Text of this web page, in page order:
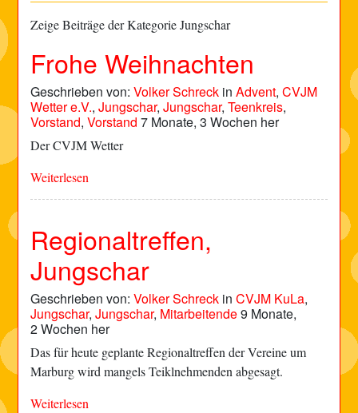
Zeige Beiträge der Kategorie Jungschar
Frohe Weihnachten
Geschrieben von:Volker Schreck inAdvent,CVJM
Wetter e.V.,Jungschar,Jungschar,Teenkreis,
Vorstand,Vorstand 7 Monate, 3 Wochen her
Der CVJM Wetter
Weiterlesen
Regionaltreffen,
Jungschar
Geschrieben von:Volker Schreck inCVJM KuLa,
Jungschar,Jungschar, Mitarbeitende9 Monate,
2 Wochen her
Das für heute geplante Regionaltreffen der Vereine um
Marburg wird mangels Teiklnehmenden abgesagt.
Weiterlesen